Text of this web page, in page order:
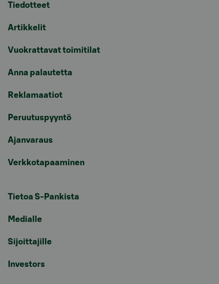
Tiedotteet
Artikkelit
Vuokrattavat toimitilat
Anna palautetta
Reklamaatiot
Peruutuspyyntö
Ajanvaraus
Verkkotapaaminen
Tietoa S-Pankista
Medialle
Sijoittajille
Investors